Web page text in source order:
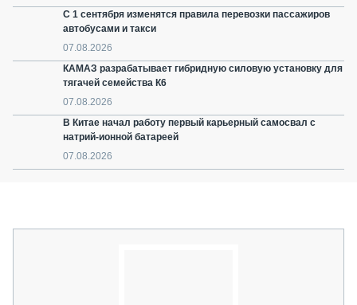
С 1 сентября изменятся правила перевозки пассажиров
автобусами и такси
07.08.2026
КАМАЗ разрабатывает гибридную силовую установку для
тягачей семейства К6
07.08.2026
В Китае начал работу первый карьерный самосвал с
натрий-ионной батареей
07.08.2026